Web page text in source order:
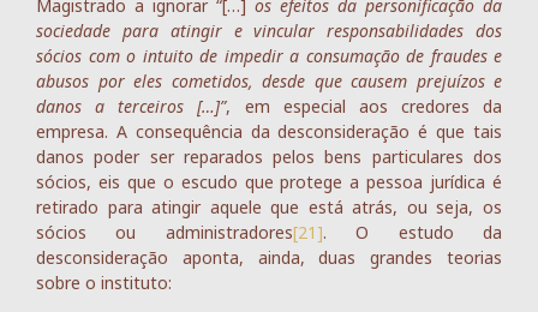
Magistrado a ignorar “[…] os efeitos da personificação da
sociedade para atingir e vincular responsabilidades dos
sócios com o intuito de impedir a consumação de fraudes e
abusos por eles cometidos, desde que causem prejuízos e
danos a terceiros […]”, em especial aos credores da
empresa. A consequência da desconsideração é que tais
danos poder ser reparados pelos bens particulares dos
sócios, eis que o escudo que protege a pessoa jurídica é
retirado para atingir aquele que está atrás, ou seja, os
sócios ou administradores[21]. O estudo da
desconsideração aponta, ainda, duas grandes teorias
sobre o instituto: